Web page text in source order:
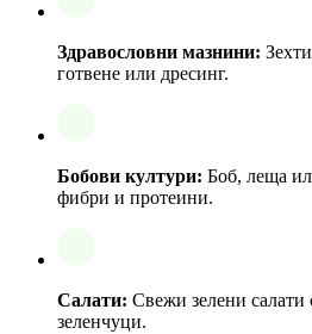
Здравословни мазнини:
готвене или дресинг.
Бобови култури: Боб, леща
фибри и протеини.
Салати: Свежи зелени салати
зеленчуци.